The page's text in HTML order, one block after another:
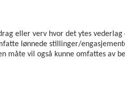
eller verv hvor det ytes
lønnede stillinger/
måte vil også kunne omfattes av